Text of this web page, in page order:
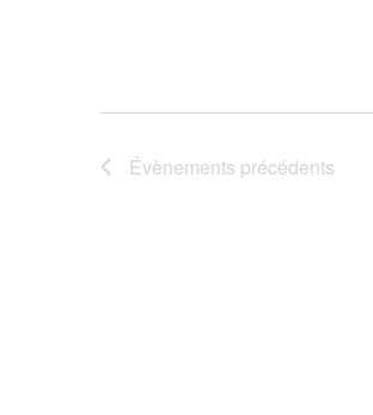
Évènements précédents